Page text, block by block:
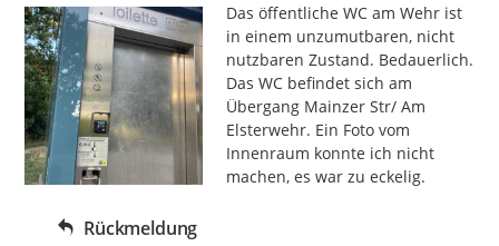
Das öffentliche WC am Wehr ist
in einem unzumutbaren, nicht
nutzbaren Zustand. Bedauerlich.
Das WC befindet sich am
Übergang Mainzer Str/ Am
Elsterwehr. Ein Foto vom
Innenraum konnte ich nicht
machen, es war zu eckelig.
Rückmeldung